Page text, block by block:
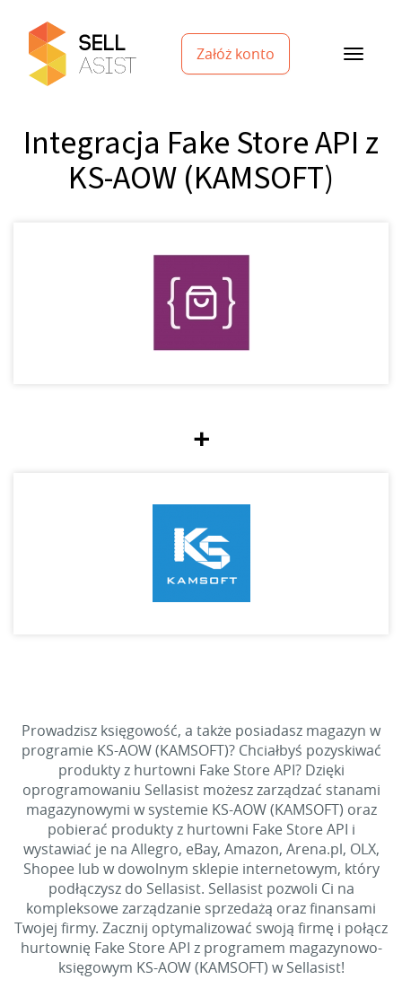
Załóż konto
Integracja Fake Store API z
KS-AOW (KAMSOFT)
+
Prowadzisz księgowość, a także posiadasz magazyn w
programie KS-AOW (KAMSOFT)? Chciałbyś pozyskiwać
produkty z hurtowni Fake Store API? Dzięki
oprogramowaniu Sellasist możesz zarządzać stanami
magazynowymi w systemie KS-AOW (KAMSOFT) oraz
pobierać produkty z hurtowni Fake Store API i
wystawiać je na Allegro, eBay, Amazon, Arena.pl, OLX,
Shopee lub w dowolnym sklepie internetowym, który
podłączysz do Sellasist. Sellasist pozwoli Ci na
kompleksowe zarządzanie sprzedażą oraz finansami
Twojej firmy. Zacznij optymalizować swoją firmę i połącz
hurtownię Fake Store API z programem magazynowo-
księgowym KS-AOW (KAMSOFT) w Sellasist!